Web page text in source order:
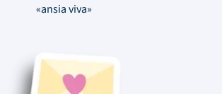
«ansia viva»